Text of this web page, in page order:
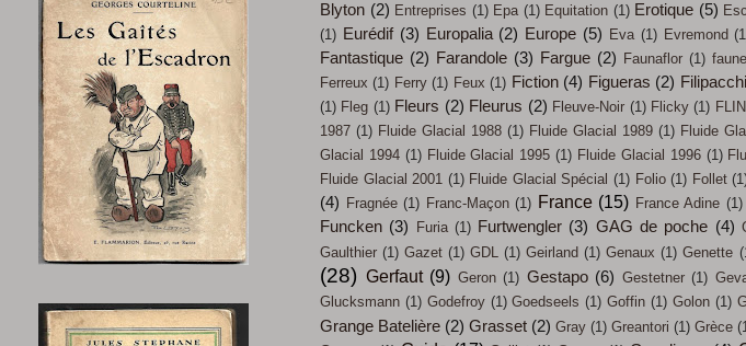
Blyton (2) Entreprises (1) Epa (1) Equitation (1) Erotique (5)
(1) Eurédif (3) Europalia (2) Europe (5) Eva (1) Evremond
Fantastique (2) Farandole (3) Fargue (2) Faunaflor (1) faune
Ferreux (1) Ferry (1) Feux (1) Fiction (4) Figueras (2) Filipacchi
(1) Fleg (1) Fleurs (2) Fleurus (2) Fleuve-Noir (1) Flicky (1)
1987 (1) Fluide Glacial 1988 (1) Fluide Glacial 1989 (1) Fluide
Glacial 1994 (1) Fluide Glacial 1995 (1) Fluide Glacial 1996 (1)
Fluide Glacial 2001 (1) Fluide Glacial Spécial (1) Folio (1) Follet
(4) Fragnée (1) Franc-Maçon (1) France (15) France Adine (1)
Funcken (3) Furia (1) Furtwengler (3) GAG de poche (4)
Gaulthier (1) Gazet (1) GDL (1) Geirland (1) Genaux (1) Genette
(28) Gerfaut (9) Geron (1) Gestapo (6) Gestetner (1)
Glucksmann (1) Godefroy (1) Goedseels (1) Goffin (1) Golon (1)
Grange Batelière (2) Grasset (2) Gray (1) Greantori (1) Grèce